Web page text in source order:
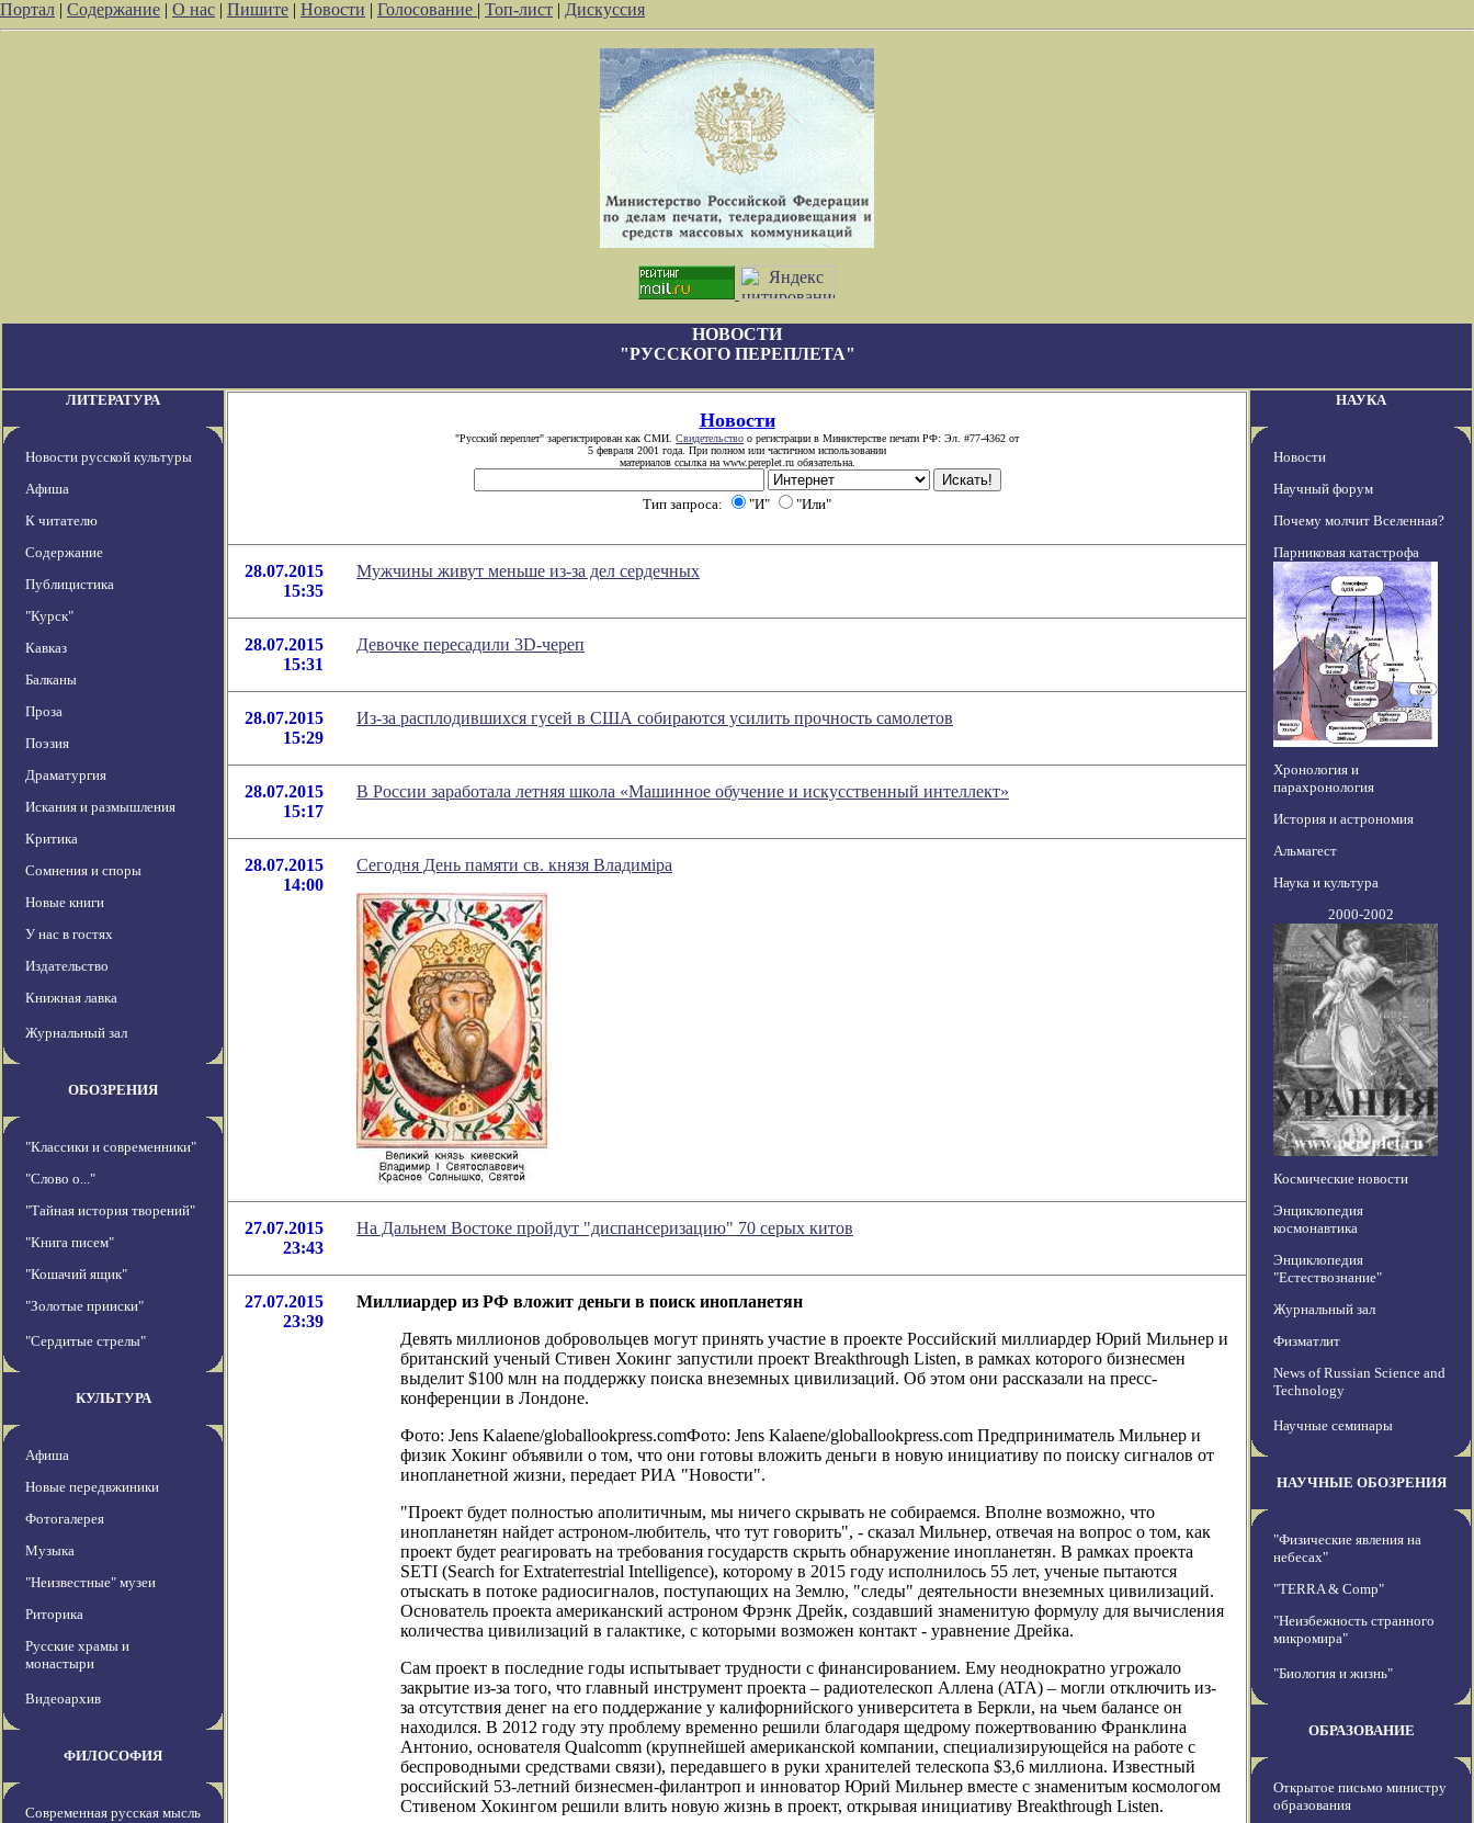
Портал | Содержание | О нас | Пишите | Новости | Голосование | Топ-лист | Дискуссия
НОВОСТИ
"РУССКОГО ПЕРЕПЛЕТА"
ЛИТЕРАТУРА
Новости русской культуры
Афиша
К читателю
Содержание
Публицистика
"Курск"
Кавказ
Балканы
Проза
Поэзия
Драматургия
Искания и размышления
Критика
Сомнения и споры
Новые книги
У нас в гостях
Издательство
Книжная лавка
Журнальный зал
ОБОЗРЕНИЯ
"Классики и современники"
"Слово о..."
"Тайная история творений"
"Книга писем"
"Кошачий ящик"
"Золотые прииски"
"Сердитые стрелы"
КУЛЬТУРА
Афиша
Новые передвжиники
Фотогалерея
Музыка
"Неизвестные" музеи
Риторика
Русские храмы и
монастыри
Видеоархив
ФИЛОСОФИЯ
Современная русская мысль
Новости
"Русский переплет" зарегистрирован как СМИ. Свидетельство о регистрации в Министерстве печати РФ: Эл. #77-4362 от
5 февраля 2001 года. При полном или частичном использовании
материалов ссылка на www.pereplet.ru обязательна.
Тип запроса: "И" "Или"
28.07.2015
15:35
Мужчины живут меньше из-за дел сердечных
28.07.2015
15:31
Девочке пересадили 3D-череп
28.07.2015
15:29
Из-за расплодившихся гусей в США собираются усилить прочность самолетов
28.07.2015
15:17
В России заработала летняя школа «Машинное обучение и искусственный интеллект»
28.07.2015
14:00
Сегодня День памяти св. князя Владимiра
27.07.2015
23:43
На Дальнем Востоке пройдут "диспансеризацию" 70 серых китов
27.07.2015
23:39
Миллиардер из РФ вложит деньги в поиск инопланетян
Девять миллионов добровольцев могут принять участие в проекте Российский миллиардер Юрий Мильнер и
британский ученый Стивен Хокинг запустили проект Breakthrough Listen, в рамках которого бизнесмен
выделит $100 млн на поддержку поиска внеземных цивилизаций. Об этом они рассказали на пресс-
конференции в Лондоне.
Фото: Jens Kalaene/globallookpress.comФото: Jens Kalaene/globallookpress.com Предприниматель Мильнер и
физик Хокинг объявили о том, что они готовы вложить деньги в новую инициативу по поиску сигналов от
инопланетной жизни, передает РИА "Новости".
"Проект будет полностью аполитичным, мы ничего скрывать не собираемся. Вполне возможно, что
инопланетян найдет астроном-любитель, что тут говорить", - сказал Мильнер, отвечая на вопрос о том, как
проект будет реагировать на требования государств скрыть обнаружение инопланетян. В рамках проекта
SETI (Search for Extraterrestrial Intelligence), которому в 2015 году исполнилось 55 лет, ученые пытаются
отыскать в потоке радиосигналов, поступающих на Землю, "следы" деятельности внеземных цивилизаций.
Основатель проекта американский астроном Фрэнк Дрейк, создавший знаменитую формулу для вычисления
количества цивилизаций в галактике, с которыми возможен контакт - уравнение Дрейка.
Сам проект в последние годы испытывает трудности с финансированием. Ему неоднократно угрожало
закрытие из-за того, что главный инструмент проекта – радиотелескоп Аллена (ATA) – могли отключить из-
за отсутствия денег на его поддержание у калифорнийского университета в Беркли, на чьем балансе он
находился. В 2012 году эту проблему временно решили благодаря щедрому пожертвованию Франклина
Антонио, основателя Qualcomm (крупнейшей американской компании, специализирующейся на работе с
беспроводными средствами связи), передавшего в руки хранителей телескопа $3,6 миллиона. Известный
российский 53-летний бизнесмен-филантроп и инноватор Юрий Мильнер вместе с знаменитым космологом
Стивеном Хокингом решили влить новую жизнь в проект, открывая инициативу Breakthrough Listen.
НАУКА
Новости
Научный форум
Почему молчит Вселенная?
Парниковая катастрофа
Хронология и
парахронология
История и астрономия
Альмагест
Наука и культура
2000-2002
Космические новости
Энциклопедия
космонавтика
Энциклопедия
"Естествознание"
Журнальный зал
Физматлит
News of Russian Science and
Technology
Научные семинары
НАУЧНЫЕ ОБОЗРЕНИЯ
"Физические явления на
небесах"
"TERRA & Comp"
"Неизбежность странного
микромира"
"Биология и жизнь"
ОБРАЗОВАНИЕ
Открытое письмо министру
образования